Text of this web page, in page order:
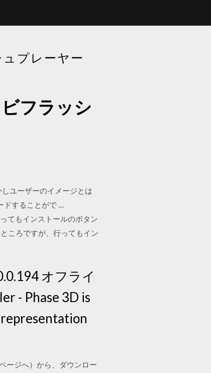
プレーヤー
フラッシ
ユーザーのイメージとは
ドすることがで …
てもインストールのボタン
ころですが、行ってもイン
オフライ
- Phase 3D is
ージへ）から、ダウンロー